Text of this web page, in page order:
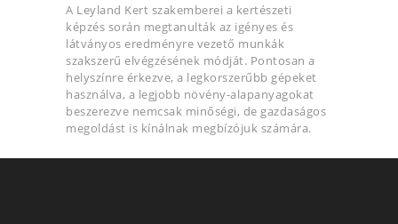
A Leyland Kert szakemberei a kertészeti
képzés során megtanulták az igényes és
látványos eredményre vezető munkák
szakszerű elvégzésének módját. Pontosan a
helyszínre érkezve, a legkorszerűbb gépeket
használva, a legjobb növény-alapanyagokat
beszerezve nemcsak minőségi, de gazdaságos
megoldást is kínálnak megbízójuk számára.